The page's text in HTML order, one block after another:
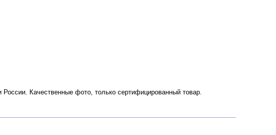
Качественные фото, только сертифицированный товар.